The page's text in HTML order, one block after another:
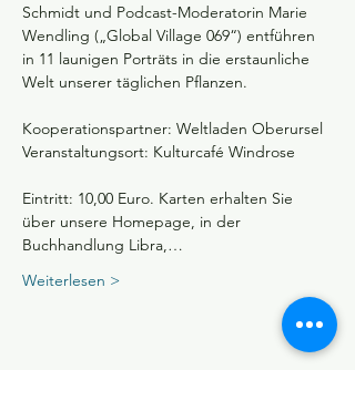
Schmidt und Podcast-Moderatorin Marie
Wendling („Global Village 069“) entführen
in 11 launigen Porträts in die erstaunliche
Welt unserer täglichen Pflanzen.
Kooperationspartner: Weltladen Oberursel
Veranstaltungsort: Kulturcafé Windrose
Eintritt: 10,00 Euro. Karten erhalten Sie
über unsere Homepage, in der
Buchhandlung Libra,…
Weiterlesen >